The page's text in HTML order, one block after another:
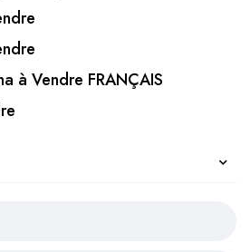
à Vendre FRANÇAIS